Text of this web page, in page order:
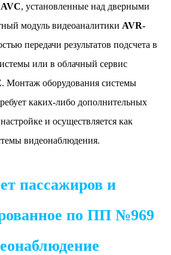
AVC, установленные над дверными
модуль видеоаналитики AVR-
передачи результатов подсчета в
или в облачный сервис
. Монтаж оборудования системы
каких-либо дополнительных
и осуществляется как
видеонаблюдения.
пассажиров и
по ПП №969